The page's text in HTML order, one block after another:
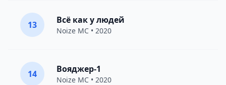
13 Всё как у людей
Noize MC • 2020
14 Вояджер-1
Noize MC • 2020